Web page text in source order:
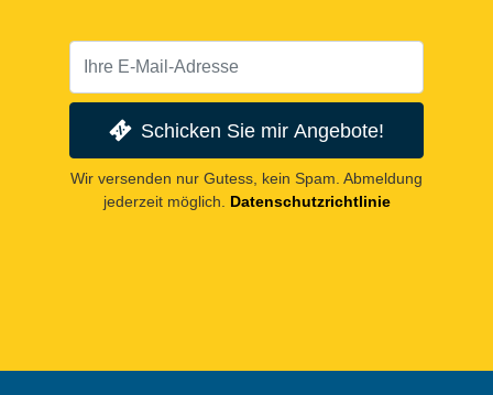
Schicken Sie mir Angebote!
Wir versenden nur Gutess, kein Spam. Abmeldung
jederzeit möglich. Datenschutzrichtlinie